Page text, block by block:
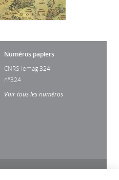
Numéros papiers
CNRS lemag 324
n°324
Voir tous les numéros